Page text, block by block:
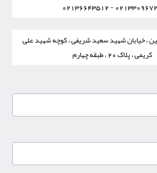
02133096727 -
، خیابان شهید سعید شریفی ، کوچه شهید علی
کریمی ، پلاک 20 ، طبقه چهارم